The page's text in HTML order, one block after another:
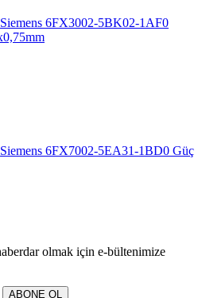
Siemens 6FX3002-5BK02-1AF0
Siemens 6FX7002-5EA31-1BD0 Güç
olmak için e-bültenimize
ABONE OL